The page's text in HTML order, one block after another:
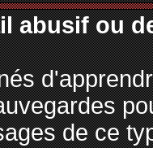
abusif ou
de ce